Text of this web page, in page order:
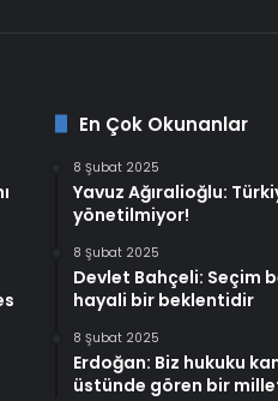
En Çok Okunanlar
8 Şubat 2025
Yavuz Ağıralioğlu:
yönetilmiyor!
8 Şubat 2025
Devlet Bahçeli: Seçim
hayali bir beklentidir
8 Şubat 2025
Erdoğan: Biz hukuku
üstünde gören bir